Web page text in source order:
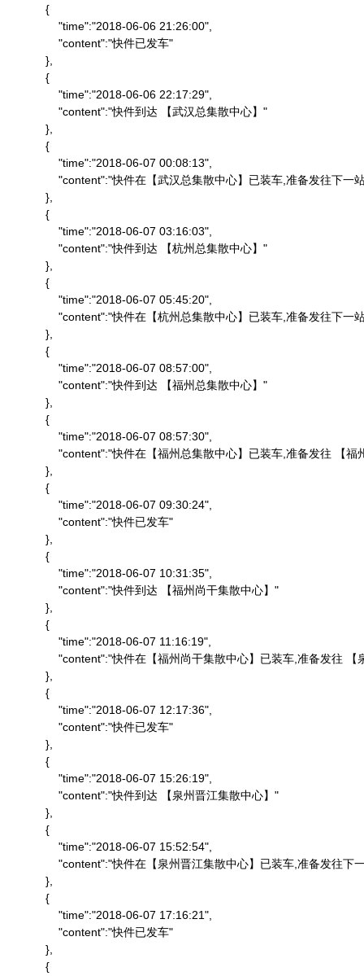
            {
                "time":"2018-06-06 21:26:00",
                "content":"快件已发车"
            },
            {
                "time":"2018-06-06 22:17:29",
                "content":"快件到达 【武汉总集散中心】"
            },
            {
                "time":"2018-06-07 00:08:13",
"content":"快件在【武汉总集散中心】已装车,准备发往下一
            },
            {
                "time":"2018-06-07 03:16:03",
                "content":"快件到达 【杭州总集散中心】"
            },
            {
                "time":"2018-06-07 05:45:20",
"content":"快件在【杭州总集散中心】已装车,准备发往下一
            },
            {
                "time":"2018-06-07 08:57:00",
                "content":"快件到达 【福州总集散中心】"
            },
            {
                "time":"2018-06-07 08:57:30",
"content":"快件在【福州总集散中心】已装车,准备发往 【
            },
            {
                "time":"2018-06-07 09:30:24",
                "content":"快件已发车"
            },
            {
                "time":"2018-06-07 10:31:35",
                "content":"快件到达 【福州尚干集散中心】"
            },
            {
                "time":"2018-06-07 11:16:19",
"content":"快件在【福州尚干集散中心】已装车,准备发往
            },
            {
                "time":"2018-06-07 12:17:36",
                "content":"快件已发车"
            },
            {
                "time":"2018-06-07 15:26:19",
                "content":"快件到达 【泉州晋江集散中心】"
            },
            {
                "time":"2018-06-07 15:52:54",
"content":"快件在【泉州晋江集散中心】已装车,准备发往下
            },
            {
                "time":"2018-06-07 17:16:21",
                "content":"快件已发车"
            },
            {